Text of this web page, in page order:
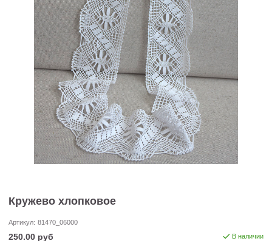
Кружево хлопковое
Артикул: 81470_06000
250.00 руб В наличии